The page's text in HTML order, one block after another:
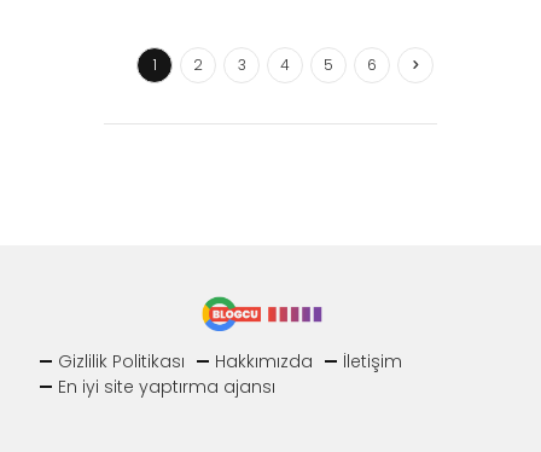
1 2 3 4 5 6
Gizlilik Politikası Hakkımızda
İletişim
En iyi site yaptırma ajansı